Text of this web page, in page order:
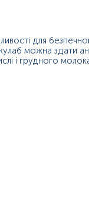
для
можна здати
і грудного